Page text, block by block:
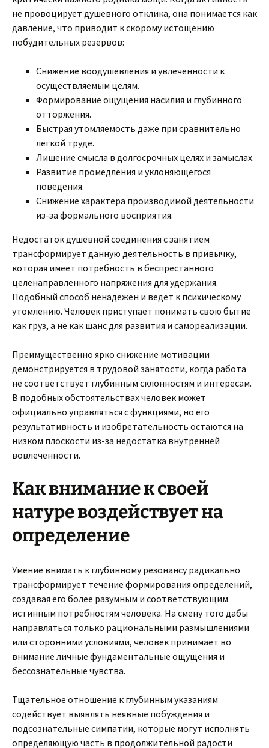
не провоцирует душевного отклика, она понимается как
давление, что приводит к скорому истощению
побудительных резервов:
Снижение воодушевления и увлеченности к
осуществляемым целям.
Формирование ощущения насилия и глубинного
отторжения.
Быстрая утомляемость даже при сравнительно
легкой труде.
Лишение смысла в долгосрочных целях и замыслах.
Развитие промедления и уклоняющегося
поведения.
Снижение характера производимой деятельности
из-за формального восприятия.
Недостаток душевной соединения с занятием
трансформирует данную деятельность в привычку,
которая имеет потребность в беспрестанного
целенаправленного напряжения для удержания.
Подобный способ ненадежен и ведет к психическому
утомлению. Человек приступает понимать свою бытие
как груз, а не как шанс для развития и самореализации.
Преимущественно ярко снижение мотивации
демонстрируется в трудовой занятости, когда работа
не соответствует глубинным склонностям и интересам.
В подобных обстоятельствах человек может
официально управляться с функциями, но его
результативность и изобретательность остаются на
низком плоскости из-за недостатка внутренней
вовлеченности.
Как внимание к своей
натуре воздействует на
определение
Умение внимать к глубинному резонансу радикально
трансформирует течение формирования определений,
создавая его более разумным и соответствующим
истинным потребностям человека. На смену того дабы
направляться только рациональными размышлениями
или сторонними условиями, человек принимает во
внимание личные фундаментальные ощущения и
бессознательные чувства.
Тщательное отношение к глубинным указаниям
содействует выявлять неявные побуждения и
подсознательные симпатии, которые могут исполнять
определяющую часть в продолжительной радости